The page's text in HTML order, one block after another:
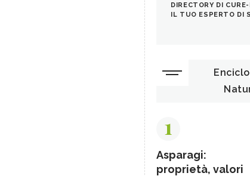
DIRECTORY DI
IL TUO ESPERTO DI
1
Asparagi:
proprietà, valori